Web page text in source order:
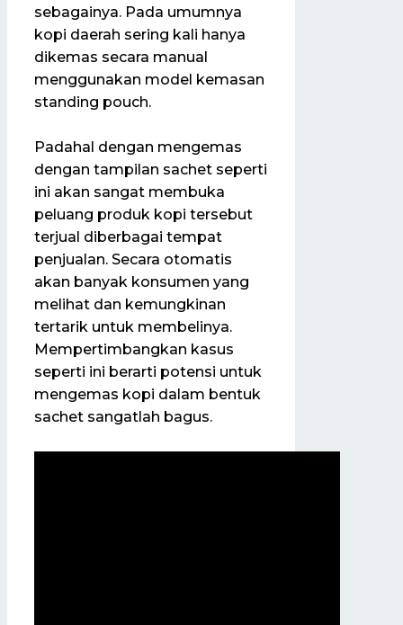
sebagainya. Pada umumnya
kopi daerah sering kali hanya
dikemas secara manual
menggunakan model kemasan
standing pouch.
Padahal dengan mengemas
dengan tampilan sachet seperti
ini akan sangat membuka
peluang produk kopi tersebut
terjual diberbagai tempat
penjualan. Secara otomatis
akan banyak konsumen yang
melihat dan kemungkinan
tertarik untuk membelinya.
Mempertimbangkan kasus
seperti ini berarti potensi untuk
mengemas kopi dalam bentuk
sachet sangatlah bagus.